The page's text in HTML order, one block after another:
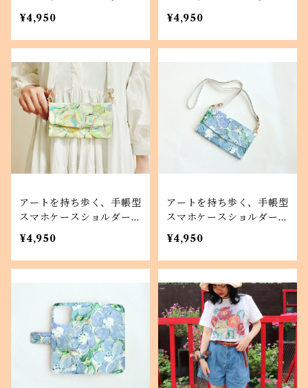
イプ さくら iPhone A
ndroid対応
¥4,950
イプ ミモザ iPhone A
ndroid対応
¥4,950
アートを持ち歩く、手帳型
スマホケースショルダータ
イプ ひまわり iPhone1
Android対応
¥4,950
アートを持ち歩く、手帳型
スマホケースショルダータ
イプ ネモフィラ畑 iPh
one Android対応
¥4,950